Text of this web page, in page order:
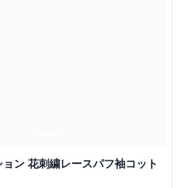
ン 花刺繍レースパフ袖コット